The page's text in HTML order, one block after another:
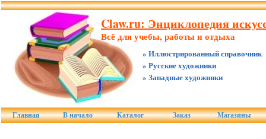
Claw.ru: Энциклопедия
Всё для учебы, работы и отдыха
» Иллюстрированный справочник
» Русские художники
» Западные художники
Главная В начало Каталог Заказ Магазины